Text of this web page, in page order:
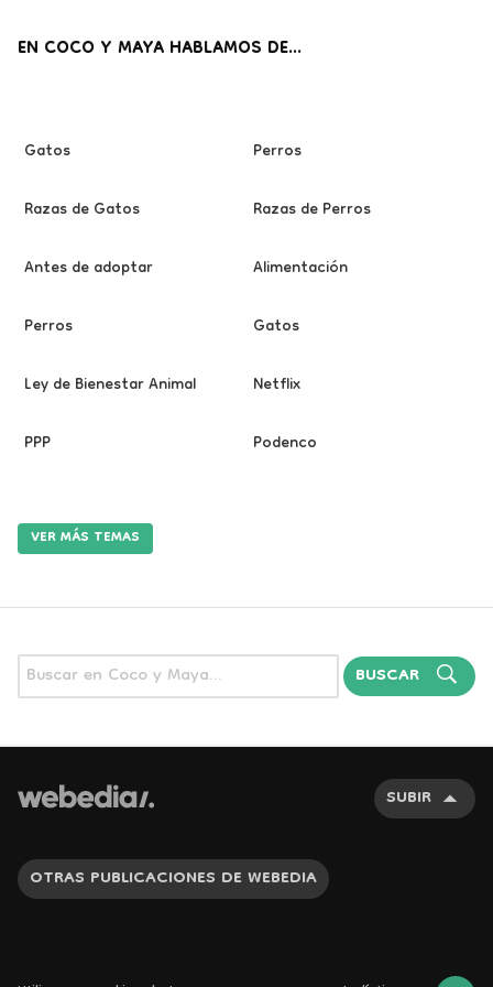
EN COCO Y MAYA HABLAMOS DE...
Gatos
Perros
Razas de Gatos
Razas de Perros
Antes de adoptar
Alimentación
Perros
Gatos
Ley de Bienestar Animal
Netflix
PPP
Podenco
VER MÁS TEMAS
BUSCAR
SUBIR
OTRAS PUBLICACIONES DE WEBEDIA